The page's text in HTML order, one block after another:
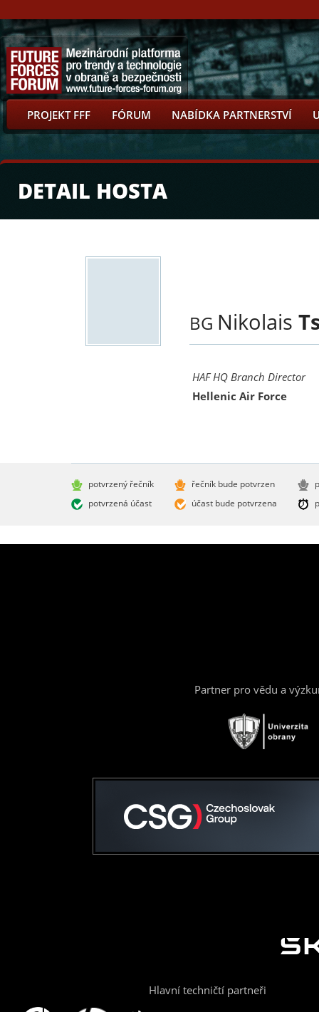
PROJEKT FFF FÓRUM NABÍDKA PARTNERSTVÍ
DETAIL HOSTA
BG Nikolais
HAF HQ Branch Director
Hellenic Air Force
potvrzený řečník
potvrzená účast
řečník bude potvrzen
účast bude potvrzena
Partner pro vědu a
Hlavní techničtí partneři